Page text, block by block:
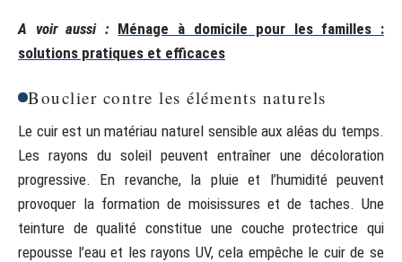
A voir aussi : Ménage à domicile pour les familles :
solutions pratiques et efficaces
Bouclier contre les éléments naturels
Le cuir est un matériau naturel sensible aux aléas du temps.
Les rayons du soleil peuvent entraîner une décoloration
progressive. En revanche, la pluie et l’humidité peuvent
provoquer la formation de moisissures et de taches. Une
teinture de qualité constitue une couche protectrice qui
repousse l’eau et les rayons UV, cela empêche le cuir de se